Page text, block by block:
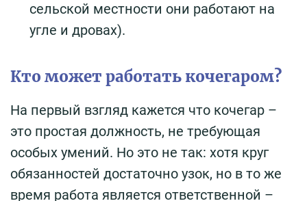
сельской местности они работают на
угле и дровах).
Кто может работать кочегаром?
На первый взгляд кажется что кочегар –
это простая должность, не требующая
особых умений. Но это не так: хотя круг
обязанностей достаточно узок, но в то же
время работа является ответственной –